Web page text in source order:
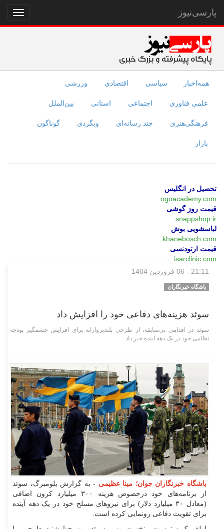
نمایش
منو
پارسی‌نیوز
همه‌اخبار سیاسی اقتصادی ورزشی
علمی فناوری اجتماعی استانی بین‌الملل
فرهنگی‌هنری چند رسانه‌ای وبگردی گوناگون
بازار
تحصیل در انگلیس
ogoacademy.com
قیمت روز گوشی
snappshop.ir
لباسشویی بوش
khanebosch.com
قیمت ارتودنسی
isarclinic.com
21:11 - 06 فروردین 1404
باشگاه خبرنگاران
سوئد هزینه‌های دفاعی خود را افزایش داد
سوئد در اقدامی بی‌سابقه، از طرحی بلندپروازانه برای افزایش چشمگیر بودجه
نظامی خود در یک دهه آینده خبر داد.
باشگاه خبرنگاران جوان؛ مینا عظیمی - به گزارش بلومبرگ، سوئد
از برنامه‌های خود درخصوص هزینه ۳۰۰ میلیارد کرون اضافی
(معادل ۳۰ میلیارد دلار) برای نیرو‌های مسلح خود در یک دهه آینده
برای تقویت دفاعی رونمایی کرده است.